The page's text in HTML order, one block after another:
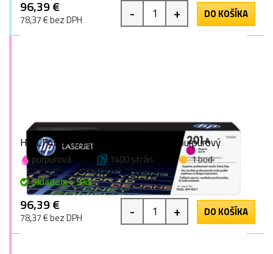
96,39 €
78,37 € bez DPH - + DO KOŠÍKA
HP CF403A (201A), originálny toner, purpurový
purpurová 1400 strán
1 bod
Skladom > 9 ks
96,39 €
78,37 € bez DPH - + DO KOŠÍKA